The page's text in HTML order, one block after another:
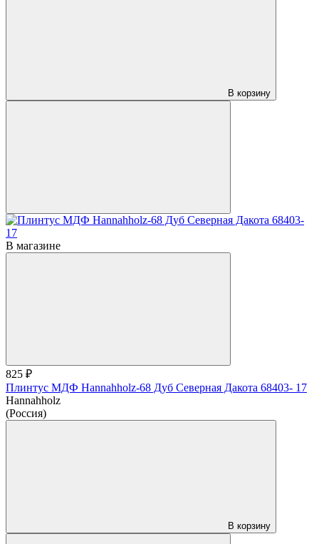
В корзину
В магазине
825 ₽
Плинтус МДФ Hannahholz-68 Дуб Северная Дакота 68403- 17
Hannahholz
(Россия)
В корзину